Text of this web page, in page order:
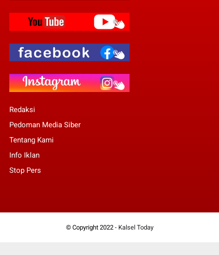
Redaksi
Pedoman Media Siber
Tentang Kami
Info Iklan
Stop Pers
© Copyright 2022 - Kalsel Today